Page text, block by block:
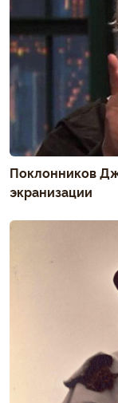
Поклонников
экранизации